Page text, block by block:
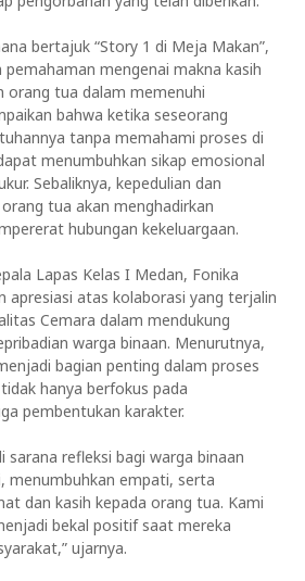
bertajuk “Story 1 di Meja Makan”,
pemahaman mengenai makna kasih
orang tua dalam memenuhi
bahwa ketika seseorang
tanpa memahami proses di
menumbuhkan sikap emosional
Sebaliknya, kepedulian dan
tua akan menghadirkan
hubungan kekeluargaan.
Lapas Kelas I Medan, Fonika
apresiasi atas kolaborasi yang terjalin
Cemara dalam mendukung
warga binaan. Menurutnya,
bagian penting dalam proses
hanya berfokus pada
pembentukan karakter.
sarana refleksi bagi warga binaan
menumbuhkan empati, serta
dan kasih kepada orang tua. Kami
bekal positif saat mereka
ujarnya.